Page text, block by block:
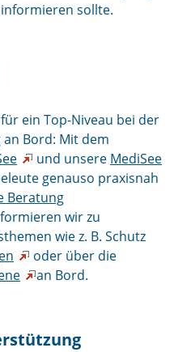
sollte.
ein Top-Niveau bei der
Bord: Mit dem
und unsere MediSee
genauso praxisnah
Beratung
wir zu
wie z. B. Schutz
oder über die
an Bord.